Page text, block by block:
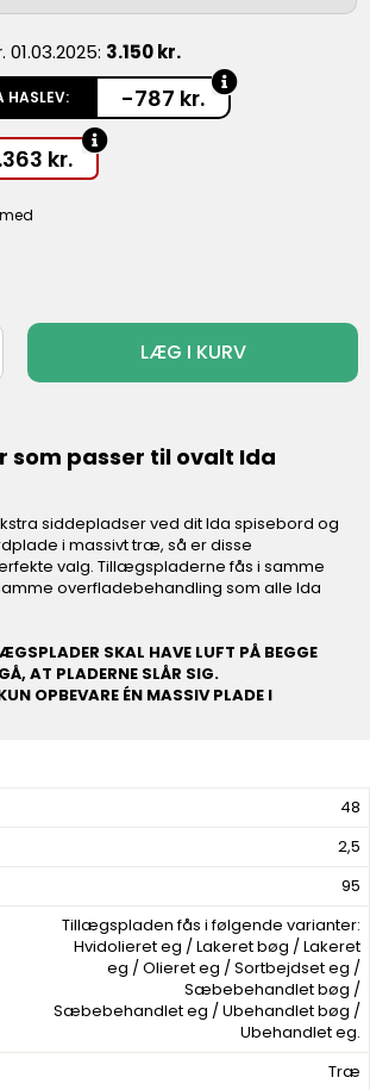
48
2,5
95
Tillægspladen fås i følgende varianter:
Hvidolieret eg / Lakeret bøg / Lakeret
eg / Olieret eg / Sortbejdset eg /
Sæbebehandlet bøg /
Sæbebehandlet eg / Ubehandlet bøg /
Ubehandlet eg.
Træ
3.150 kr.
HASLEV: -787 kr.
kr.
LÆG I KURV
passer til ovalt Ida
siddepladser ved dit Ida spisebord og
i massivt træ, så er disse
valg. Tillægspladerne fås i samme
overfladebehandling som alle Ida
SKAL HAVE LUFT PÅ BEGGE
AT PLADERNE SLÅR SIG.
OPBEVARE ÉN MASSIV PLADE I